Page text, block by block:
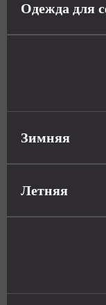
Одежда для
Зимняя
Летняя